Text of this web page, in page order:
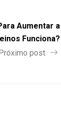
Aumentar a
Funciona?
post